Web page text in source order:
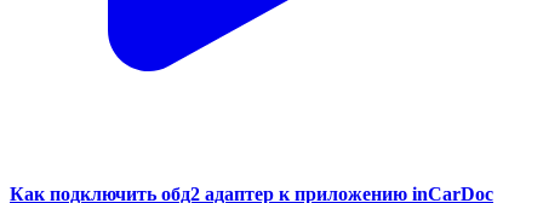
Как подключить обд2 адаптер к приложению inCarDoc